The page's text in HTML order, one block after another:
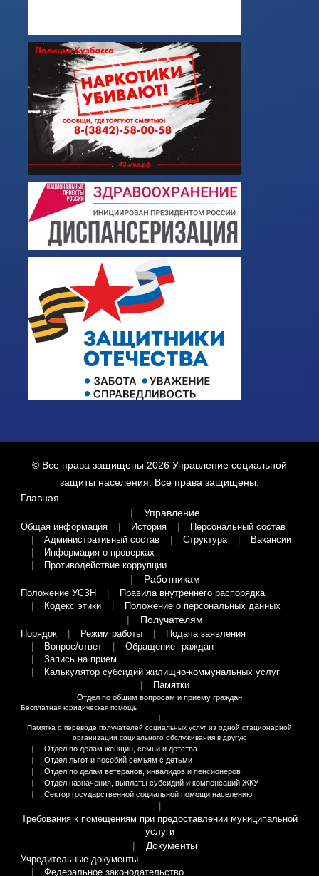
© Все права защищены 2026 Управление социальной
защиты населения . Все права защищены.
Главная
Управление
Общая информация История
Персональный состав
Административный состав
Структура
Вакансии
Информация о проверках
Противодействие коррупции
Работникам
Положение УСЗН
Правила внутреннего распорядка
Кодекс этики
Положение о персональных данных
Получателям
Порядок Режим работы
Подача заявления
Вопрос/ответ
Обращение граждан
Запись на прием
Калькулятор субсидий жилищно-коммунальных услуг
Памятки
Отдел по общим вопросам и приему граждан
Бесплатная юридическая помощь
Памятка о переводе получателей социальных услуг из одной стационарной
организации социального обслуживания в другую
Отдел по делам женщин, семьи и детства
Отдел льгот и пособий семьям с детьми
Отдел по делам ветеранов, инвалидов и пенсионеров
Отдел назначения, выплаты субсидий и компенсаций ЖКУ
Сектор государственной социальной помощи населению
Требования к помещениям при предоставлении муниципальной
услуги
Документы
Учредительные документы
Федеральное законодательство